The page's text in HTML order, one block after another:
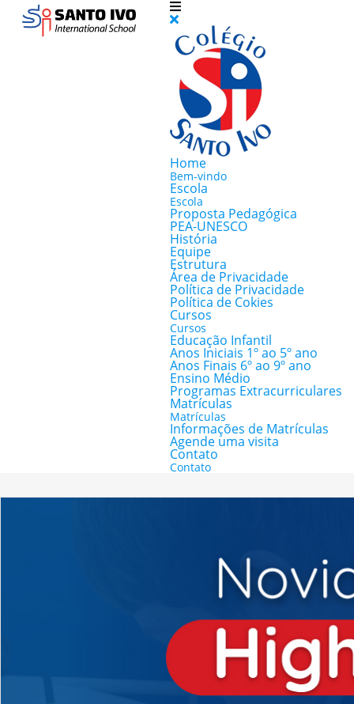
Home
Bem-vindo
Escola
Escola
Proposta Pedagógica
PEA-UNESCO
História
Equipe
Estrutura
Área de Privacidade
Política de Privacidade
Política de Cokies
Cursos
Cursos
Educação Infantil
Anos Iniciais 1º ao 5º ano
Anos Finais 6º ao 9º ano
Ensino Médio
Programas Extracurriculares
Matrículas
Matrículas
Informações de Matrículas
Agende uma visita
Contato
Contato